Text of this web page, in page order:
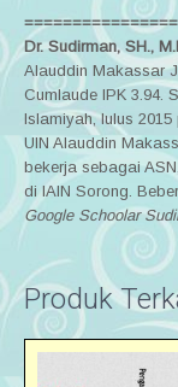
Dr. Sudirman, SH.,
Alauddin Makassar
Cumlaude IPK 3.94.
Islamiyah, lulus
UIN Alauddin
bekerja sebagai
di IAIN Sorong.
Google Schoolar
Produk